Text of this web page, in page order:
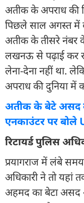
अतीक के अपराध की
पिछले साल अगस्त में
अतीक के तीसरे नंबर
लखनऊ से पढ़ाई कर
लेना-देना नहीं था.
अपराध की दुनिया में
अतीक के बेटे असद
एनकाउंटर पर बोले
रिटायर्ड पुलिस
प्रयागराज में लंबे
अधिकारी ने तो
अहमद का बेटा असद